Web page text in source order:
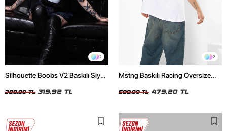
2
Silhouette Boobs V2 Baskılı Siyah
399,90 TL 319,92 TL
2
Mstng Baskılı Racing Oversize
599,00 TL 479,20 TL